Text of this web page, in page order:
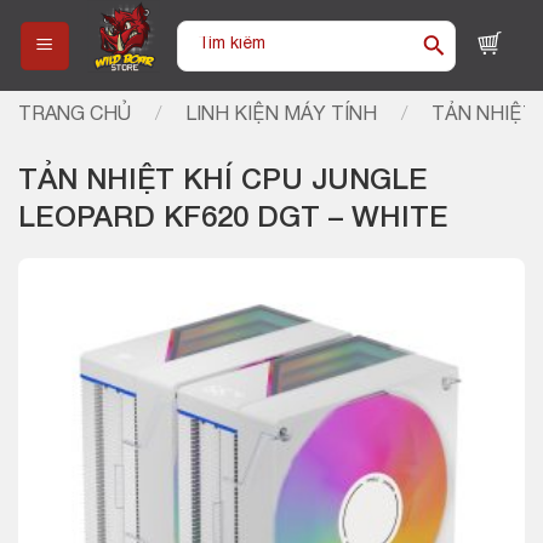
content
Tìm
TRANG CHỦ / LINH KIỆN MÁY TÍNH / TẢN NHIỆT
TẢN NHIỆT KHÍ CPU JUNGLE
LEOPARD KF620 DGT – WHITE